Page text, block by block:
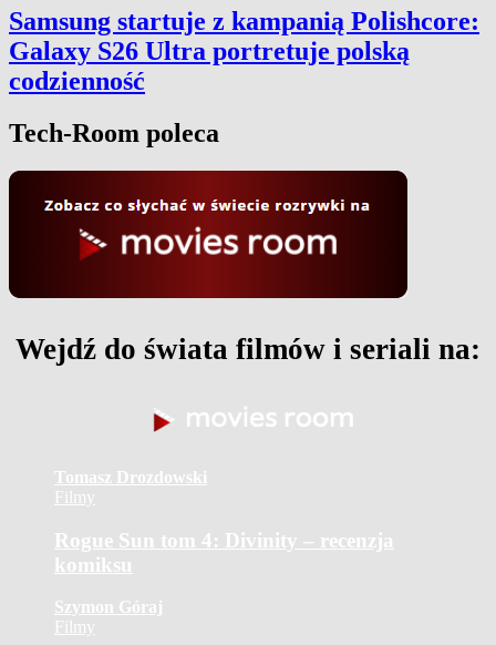
Samsung startuje z kampanią Polishcore:
Galaxy S26 Ultra portretuje polską
codzienność
Tech-Room poleca
Wejdź do świata filmów i seriali na:
Tomasz Drozdowski
Filmy
Rogue Sun tom 4: Divinity – recenzja
komiksu
Szymon Góraj
Filmy